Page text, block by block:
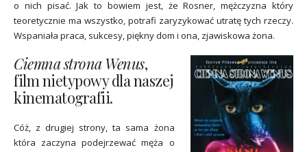
o nich pisać. Jak to bowiem jest, że Rosner, mężczyzna który
teoretycznie ma wszystko, potrafi zaryzykować utratę tych rzeczy.
Wspaniała praca, sukcesy, piękny dom i ona, zjawiskowa żona.
Ciemna strona Wenus,
film nietypowy dla naszej
kinematografii.
Cóż, z drugiej strony, ta sama żona
która zaczyna podejrzewać męża o